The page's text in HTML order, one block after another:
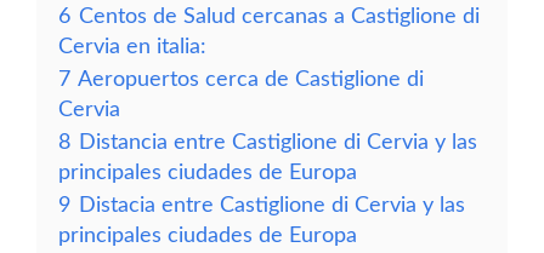
6 Centos de Salud cercanas a Castiglione di
Cervia en italia:
7 Aeropuertos cerca de Castiglione di
Cervia
8 Distancia entre Castiglione di Cervia y las
principales ciudades de Europa
9 Distacia entre Castiglione di Cervia y las
principales ciudades de Europa